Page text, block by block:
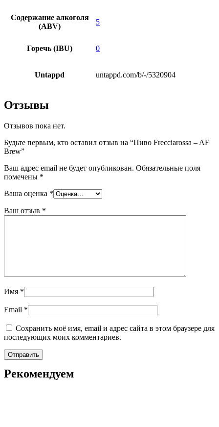
Содержание алкоголя
(ABV)
5
Горечь (IBU) 0
Untappd untappd.com/b/-/5320904
Отзывы
Отзывов пока нет.
Будьте первым, кто оставил отзыв на “Пиво Frecciarossa – AF
Brew”
Ваш адрес email не будет опубликован. Обязательные поля
помечены *
Ваша оценка *
Ваш отзыв *
Имя *
Email *
Сохранить моё имя, email и адрес сайта в этом браузере для
последующих моих комментариев.
Рекомендуем